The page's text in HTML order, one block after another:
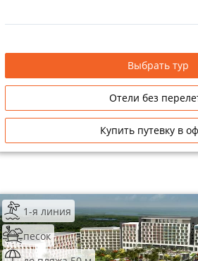
Выбрать тур
Отели без
Купить путевку в
1-я линия
песок
Сетевые отели Турции
Сетевые отели Египта
Сетевые отели ОАЭ
Сетевые отели Шри Ланки